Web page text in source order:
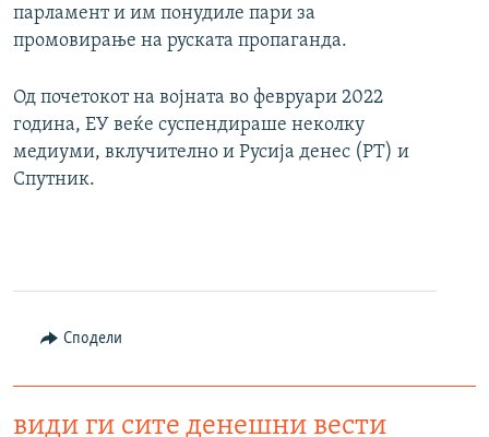
парламент и им понудиле пари за
промовирање на руската пропаганда.
Од почетокот на војната во февруари 2022
година, ЕУ веќе суспендираше неколку
медиуми, вклучително и Русија денес (РТ) и
Спутник.
Сподели
види ги сите денешни вести